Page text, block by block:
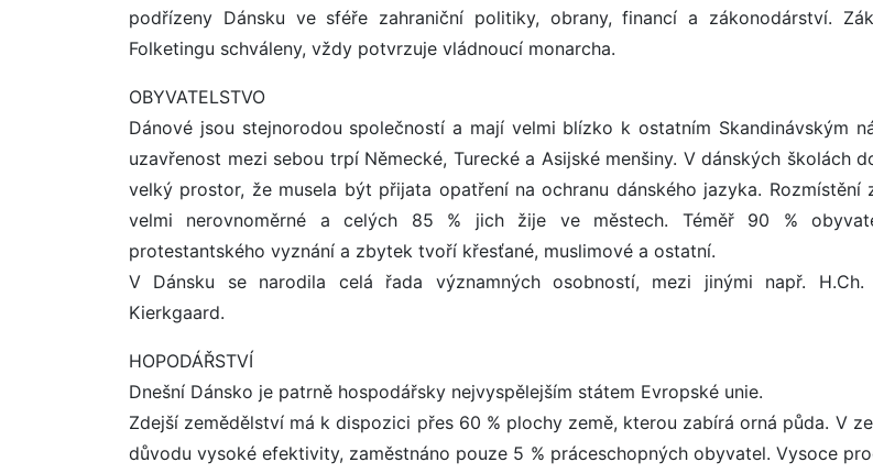
podřízeny Dánsku ve sféře zahraniční politiky, obrany, financí a zákonodárství.
Folketingu schváleny, vždy potvrzuje vládnoucí monarcha.
OBYVATELSTVO
Dánové jsou stejnorodou společností a mají velmi blízko k ostatním Skandinávským
uzavřenost mezi sebou trpí Německé, Turecké a Asijské menšiny. V dánských školách
velký prostor, že musela být přijata opatření na ochranu dánského jazyka. Rozmístění
velmi nerovnoměrné a celých 85 % jich žije ve městech. Téměř 90 %
protestantského vyznání a zbytek tvoří křesťané, muslimové a ostatní.
V Dánsku se narodila celá řada významných osobností, mezi jinými např. H.Ch.
Kierkgaard.
HOPODÁŘSTVÍ
Dnešní Dánsko je patrně hospodářsky nejvyspělejším státem Evropské unie.
Zdejší zemědělství má k dispozici přes 60 % plochy země, kterou zabírá orná půda. V
důvodu vysoké efektivity, zaměstnáno pouze 5 % práceschopných obyvatel. Vysoce